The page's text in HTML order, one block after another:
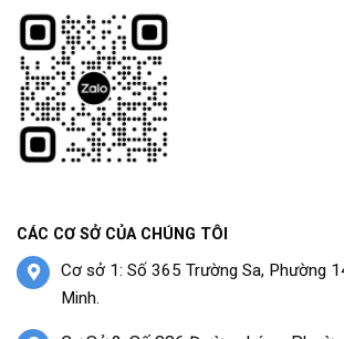
CÁC CƠ SỞ CỦA CHÚNG TÔI
Cơ sở 1: Số 365 Trường Sa, Phường
Minh.